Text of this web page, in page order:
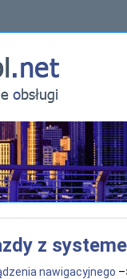
z
nawigacyjnego